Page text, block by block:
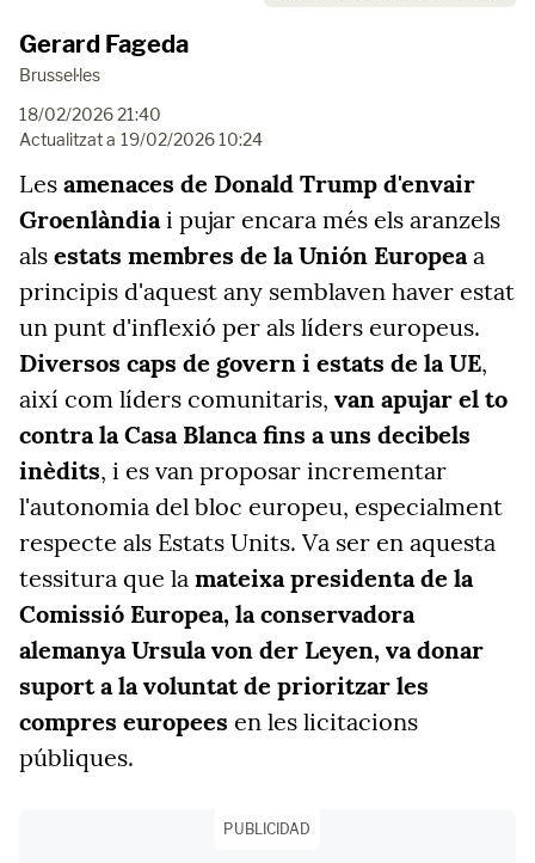
Gerard Fageda
Brussel·les
18/02/2026 21:40
Actualitzat a 19/02/2026 10:24
Les amenaces de Donald Trump d'envair
Groenlàndiai pujar encara més els aranzels
als estats membres de la Unión Europeaa
principis d'aquest any semblaven haver estat
un punt d'inflexió per als líders europeus.
Diversos caps de govern i estats de la UE,
així com líders comunitaris, van apujar el to
contra la Casa Blanca fins a uns decibels
inèdits, i es van proposar incrementar
l'autonomia del bloc europeu, especialment
respecte als Estats Units. Va ser en aquesta
tessitura que la mateixa presidenta de la
Comissió Europea, la conservadora
alemanya Ursula von der Leyen, va donar
suport a la voluntat de prioritzar les
compres europees en les licitacions
públiques.
PUBLICIDAD